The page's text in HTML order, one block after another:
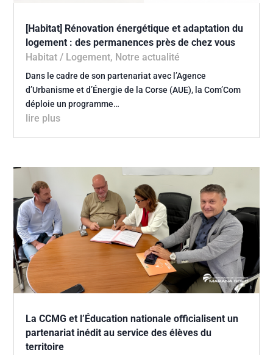
[Habitat] Rénovation énergétique et adaptation du
logement : des permanences près de chez vous
Habitat / Logement, Notre actualité
Dans le cadre de son partenariat avec l’Agence
d’Urbanisme et d’Énergie de la Corse (AUE), la Com’Com
déploie un programme…
lire plus
La CCMG et l’Éducation nationale officialisent un
partenariat inédit au service des élèves du
territoire